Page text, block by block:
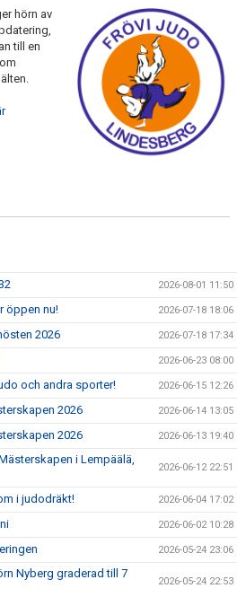
hörn av
till en
2026-08-01 11:50
öppen nu! 2026-07-18 18:06
2026 2026-07-18 17:34
2026-06-23 08:00
och andra sporter! 2026-06-15 12:26
2026 2026-06-14 13:05
2026 2026-06-13 19:40
i Lempäälä,
2026-06-12 22:51
i judodräkt! 2026-06-04 17:02
2026-06-02 10:28
2026-05-24 23:06
Nyberg graderad till 7
2026-05-24 22:53